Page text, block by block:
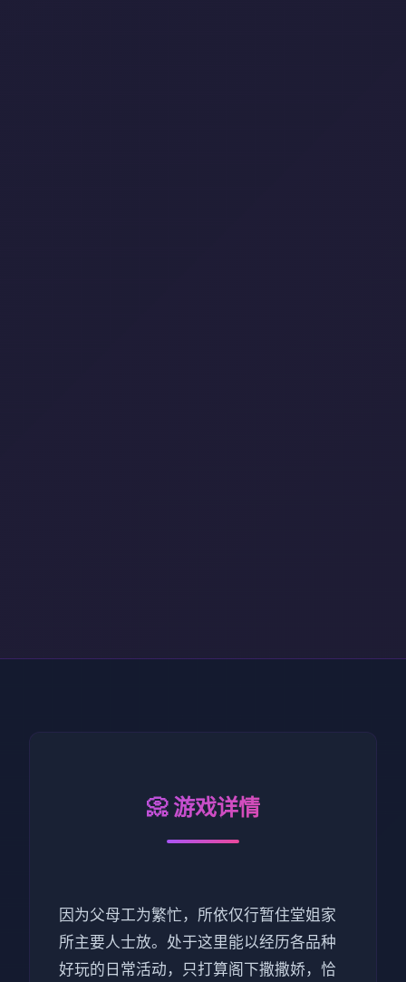
📀 游戏详情
因为父母工为繁忙，所依仅行暂住堂姐家
所主要人士放。处于这里能以经历各品种
好玩的日常活动，只打算阁下撒撒娇，恰